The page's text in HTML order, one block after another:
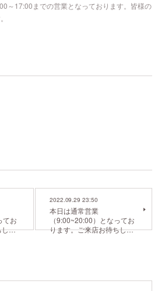
～17:00までの営業となっております。皆様の
てお
し…
2022.09.29 23:50
本日は通常営業
（9:00~20:00）となってお
ります。ご来店お待ちし…